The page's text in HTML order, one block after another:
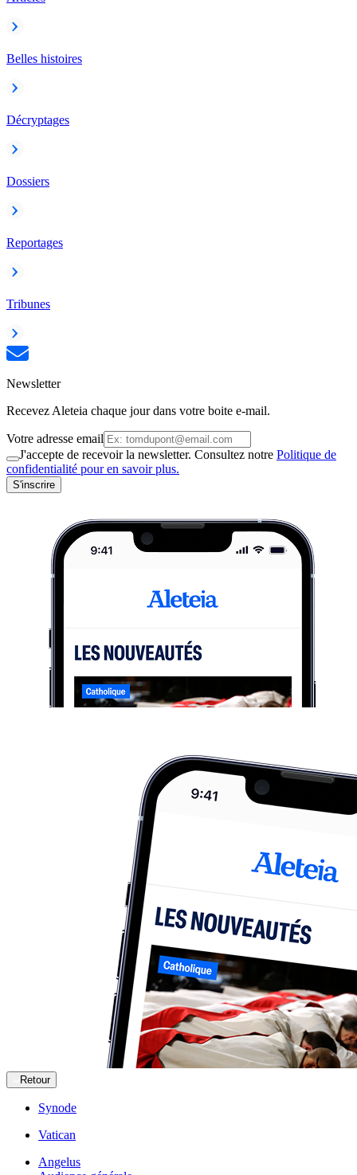
Belles histoires
Décryptages
Dossiers
Reportages
Tribunes
Newsletter
Recevez Aleteia chaque jour dans votre boite e-mail.
Votre adresse email
J'accepte de recevoir la newsletter. Consultez notre Politique de
confidentialité pour en savoir plus.
S'inscrire
Retour
Synode
Vatican
Angelus